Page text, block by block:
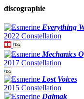
discographie
Everything
2022 Constellation
Mechanics
2017 Constellation
Lost Voices
2015 Constellation
Dalmak